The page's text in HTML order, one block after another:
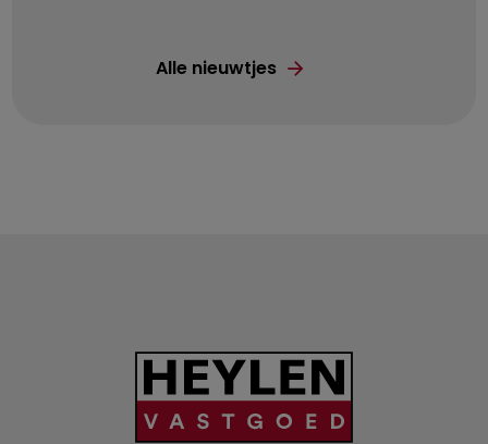
Alle nieuwtjes